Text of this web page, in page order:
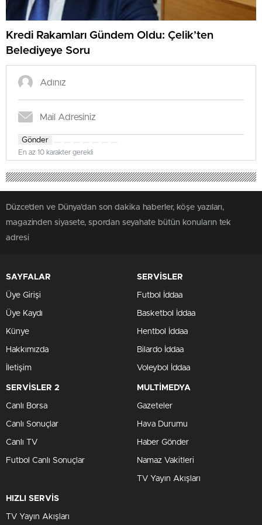
Kredi Rakamları Gündem Oldu: Çelik’ten
Belediyeye Soru
Gönder
En az 10 karakter gerekli
Düzce'den ve Dünya’dan son dakika haberler, köşe yazıları,
magazinden siyasete, spordan seyahate bütün konuların tek
adresi
SAYFALAR
Üye Girişi
Üye Kaydı
Künye
Hakkımızda
İletişim
SERVİSLER
Futbol İddaa
Basketbol İddaa
Hentbol İddaa
Bilardo İddaa
Voleybol İddaa
SERVİSLER 2
Canlı Borsa
Canlı Sonuçlar
Canlı TV
Futbol Canlı Sonuçlar
MULTİMEDYA
Gazeteler
Hava Durumu
Haber Gönder
Namaz Vakitleri
TV Yayın Akışları
HIZLI SERVİS
TV Yayın Akışları